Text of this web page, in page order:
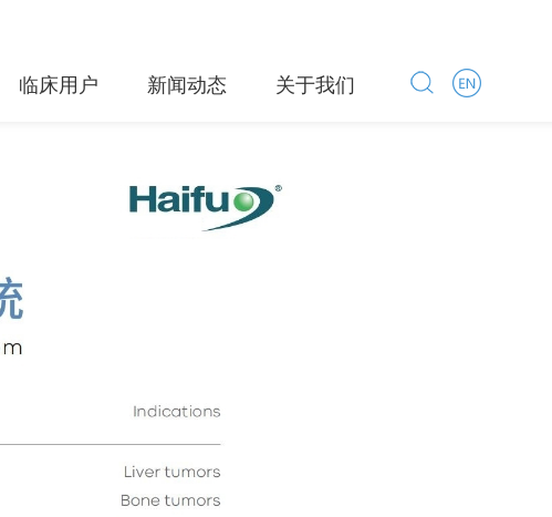
临床用户 新闻动态 关于我们